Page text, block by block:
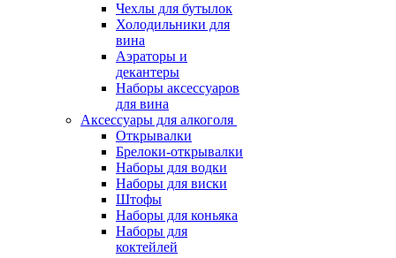
Чехлы для бутылок
Холодильники для
вина
Аэраторы и
декантеры
Наборы аксессуаров
для вина
Аксессуары для алкоголя
Открывалки
Брелоки-открывалки
Наборы для водки
Наборы для виски
Штофы
Наборы для коньяка
Наборы для
коктейлей